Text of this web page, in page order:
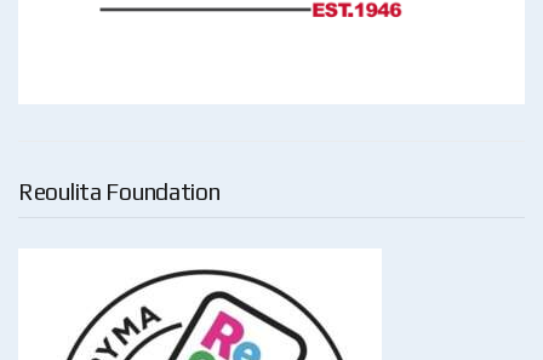
Reoulita Foundation